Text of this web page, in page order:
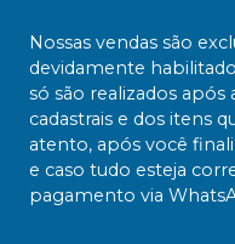
Nossas vendas são
devidamente
só são realizados
cadastrais e dos itens
atento, após você
e caso tudo esteja
pagamento via